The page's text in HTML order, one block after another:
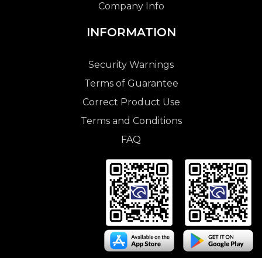
Company Info
INFORMATION
Security Warnings
Terms of Guarantee
Correct Product Use
Terms and Conditions
FAQ